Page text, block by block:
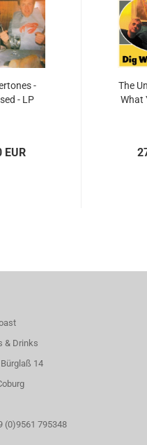
-
- LP
EUR
The
What
& Drinks
14
(0)9561 795348